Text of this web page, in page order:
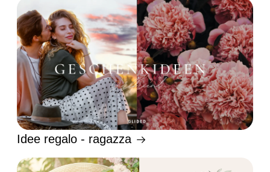
Idee regalo - ragazza